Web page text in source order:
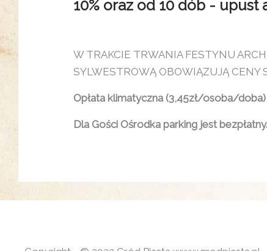
10% oraz od 10 dób - upust
W TRAKCIE TRWANIA FESTYNU
SYLWESTROWĄ OBOWIĄZUJĄ CENY
Opłata klimatyczna (3,45zł/osoba/doba)
Dla Gości Ośrodka parking jest bezpłatny.